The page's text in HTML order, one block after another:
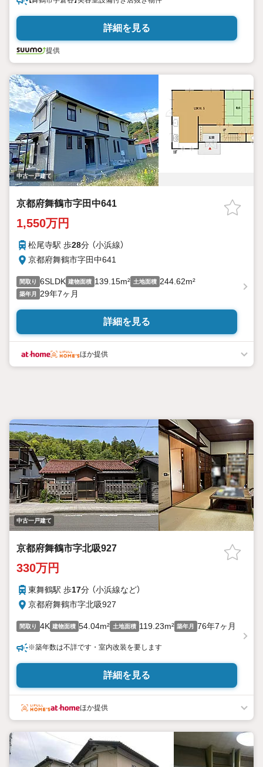
詳細を見る
提供
中古一戸建て
京都府舞鶴市字田中641
1,550万円
松尾寺駅 歩28分 （小浜線）
京都府舞鶴市字田中641
間取り 6SLDK 建物面積 139.15m² 土地面積 244.62m²
築年月 29年7ヶ月
詳細を見る
ほか提供
中古一戸建て
京都府舞鶴市字北吸927
330万円
東舞鶴駅 歩17分 （小浜線など）
京都府舞鶴市字北吸927
間取り 4K 建物面積 54.04m² 土地面積 119.23m² 築年月 76年7ヶ月
※築年数は不詳です・室内改装を要します
詳細を見る
ほか提供